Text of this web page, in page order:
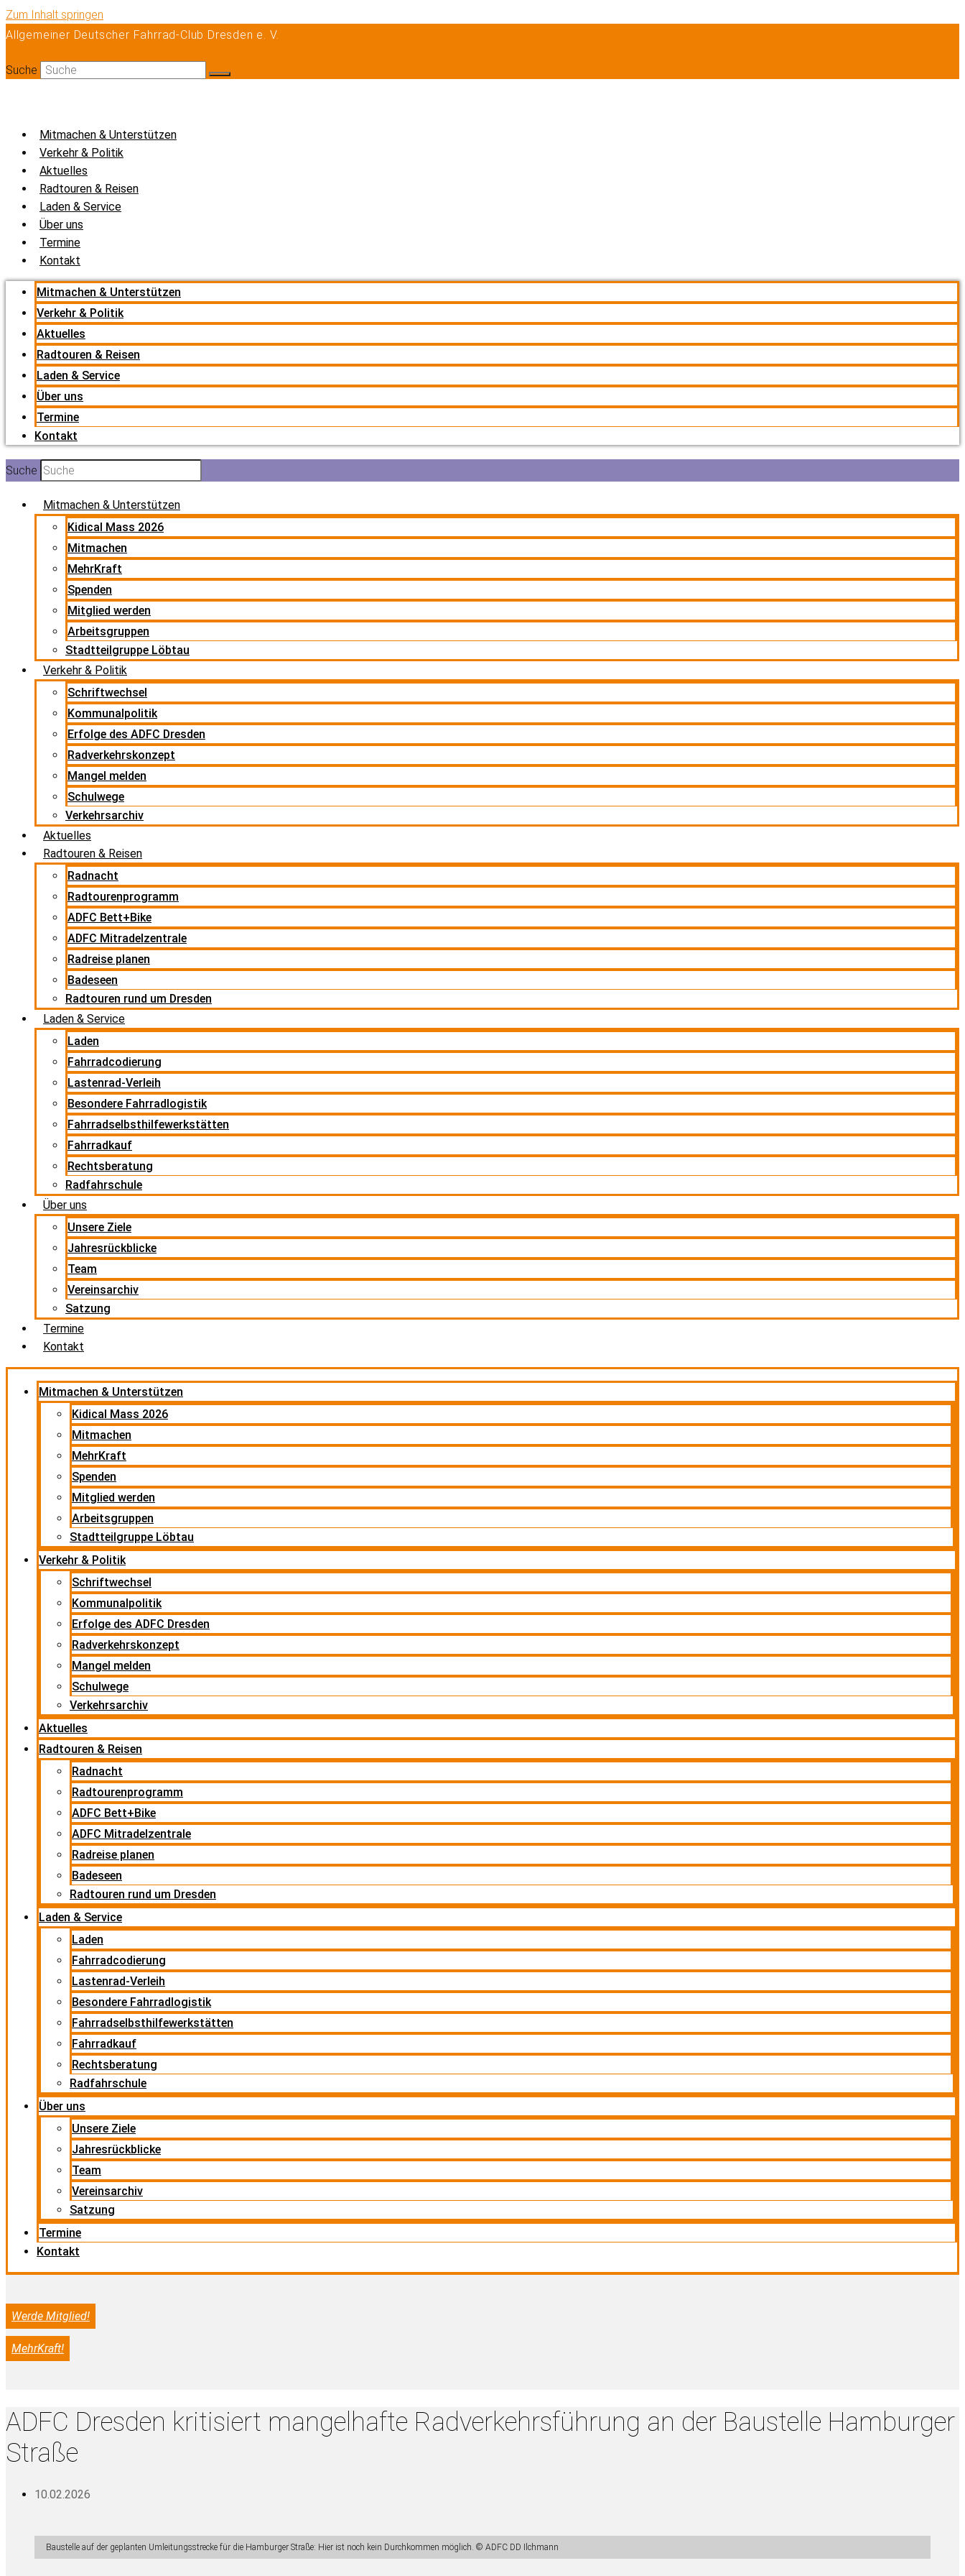
Zum Inhalt springen
Allgemeiner Deutscher Fahrrad-Club Dresden e. V.
Suche
Mitmachen & Unterstützen
Verkehr & Politik
Aktuelles
Radtouren & Reisen
Laden & Service
Über uns
Termine
Kontakt
Mitmachen & Unterstützen
Verkehr & Politik
Aktuelles
Radtouren & Reisen
Laden & Service
Über uns
Termine
Kontakt
Suche
Mitmachen & Unterstützen
Kidical Mass 2026
Mitmachen
MehrKraft
Spenden
Mitglied werden
Arbeitsgruppen
Stadtteilgruppe Löbtau
Verkehr & Politik
Schriftwechsel
Kommunalpolitik
Erfolge des ADFC Dresden
Radverkehrskonzept
Mangel melden
Schulwege
Verkehrsarchiv
Aktuelles
Radtouren & Reisen
Radnacht
Radtourenprogramm
ADFC Bett+Bike
ADFC Mitradelzentrale
Radreise planen
Badeseen
Radtouren rund um Dresden
Laden & Service
Laden
Fahrradcodierung
Lastenrad-Verleih
Besondere Fahrradlogistik
Fahrradselbsthilfewerkstätten
Fahrradkauf
Rechtsberatung
Radfahrschule
Über uns
Unsere Ziele
Jahresrückblicke
Team
Vereinsarchiv
Satzung
Termine
Kontakt
Mitmachen & Unterstützen
Kidical Mass 2026
Mitmachen
MehrKraft
Spenden
Mitglied werden
Arbeitsgruppen
Stadtteilgruppe Löbtau
Verkehr & Politik
Schriftwechsel
Kommunalpolitik
Erfolge des ADFC Dresden
Radverkehrskonzept
Mangel melden
Schulwege
Verkehrsarchiv
Aktuelles
Radtouren & Reisen
Radnacht
Radtourenprogramm
ADFC Bett+Bike
ADFC Mitradelzentrale
Radreise planen
Badeseen
Radtouren rund um Dresden
Laden & Service
Laden
Fahrradcodierung
Lastenrad-Verleih
Besondere Fahrradlogistik
Fahrradselbsthilfewerkstätten
Fahrradkauf
Rechtsberatung
Radfahrschule
Über uns
Unsere Ziele
Jahresrückblicke
Team
Vereinsarchiv
Satzung
Termine
Kontakt
Werde Mitglied!
MehrKraft!
ADFC Dresden kritisiert mangelhafte Radverkehrsführung an der Baustelle Hamburger
Straße
10.02.2026
Baustelle auf der geplanten Umleitungsstrecke für die Hamburger Straße: Hier ist noch kein Durchkommen möglich. © ADFC DD Ilchmann